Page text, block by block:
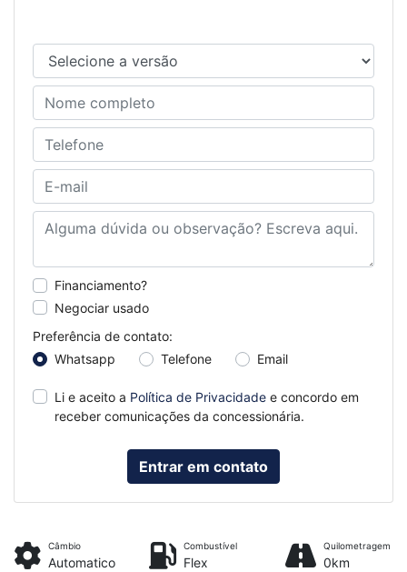
Financiamento?
Negociar usado
Preferência de contato:
Whatsapp
Telefone Email
Li e aceito a Política de Privacidade e concordo em
receber comunicações da concessionária.
Entrar em contato
Câmbio
Automatico
Combustível
Flex
Quilometragem
0km